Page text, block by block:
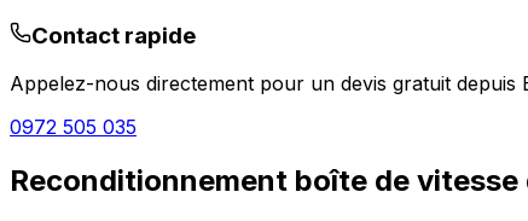
Contact rapide
Appelez-nous directement pour un devis gratuit depuis
0972 505 035
Reconditionnement boîte de vitesse